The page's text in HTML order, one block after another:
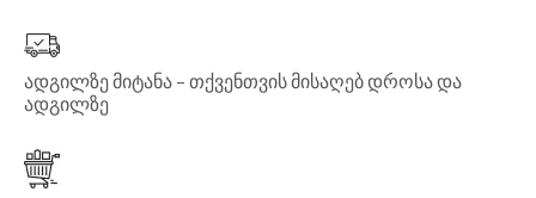
ადგილზე მიტანა – თქვენთვის მისაღებ დროსა და
ადგილზე